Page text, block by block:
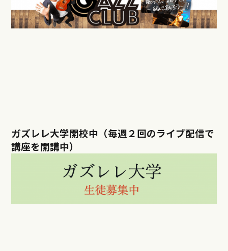
ガズレレ大学開校中（毎週２回のライブ配信で
講座を開講中）